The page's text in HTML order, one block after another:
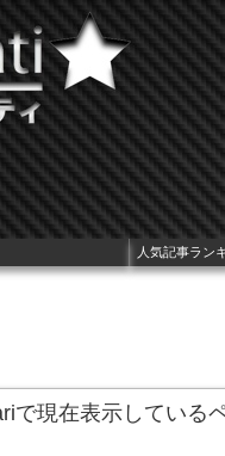
で現在表示している
人気記事ラン